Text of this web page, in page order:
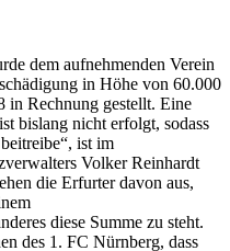
dem aufnehmenden Verein
in Höhe von 60.000
in Rechnung gestellt. Eine
bislang nicht erfolgt, sodass
ist im
Volker Reinhardt
die Erfurter davon aus,
diese Summe zu steht.
des 1. FC Nürnberg, dass